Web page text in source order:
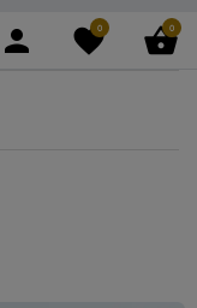
person favorite
0 shopping_basket
0